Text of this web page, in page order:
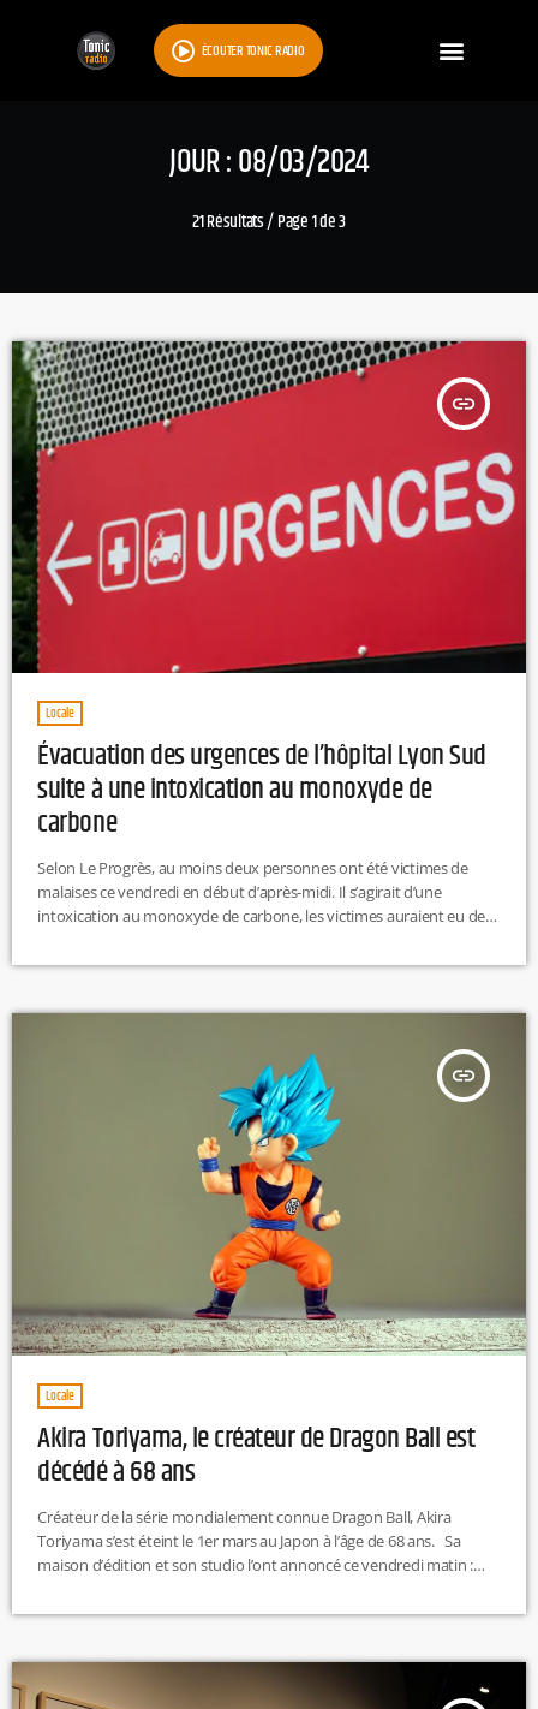
ÉCOUTER TONIC RADIO
JOUR : 08/03/2024
21 Résultats / Page 1 de 3
insert_link
Locale
Évacuation des urgences de l’hôpital Lyon Sud
suite à une intoxication au monoxyde de
carbone
Selon Le Progrès, au moins deux personnes ont été victimes de
malaises ce vendredi en début d’après-midi. Il s’agirait d’une
intoxication au monoxyde de carbone, les victimes auraient eu des
urgences a été entièrement évacué et une quarantaine de
heures après l’intervention des sapeurs-pompiers. Pour rappel, le
insert_link
Locale
Akira Toriyama, le créateur de Dragon Ball est
décédé à 68 ans
Créateur de la série mondialement connue Dragon Ball, Akira
Toriyama s’est éteint le 1er mars au Japon à l’âge de 68 ans. Sa
maison d’édition et son studio l’ont annoncé ce vendredi matin :
créateur de manga Akira Toriyama est mort le 1er mars d'un
manga Dragon Ball s'est […]